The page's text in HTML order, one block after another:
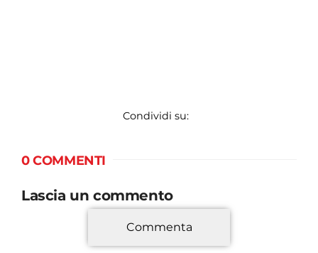
Condividi su:
0 COMMENTI
Lascia un commento
*
Commenta